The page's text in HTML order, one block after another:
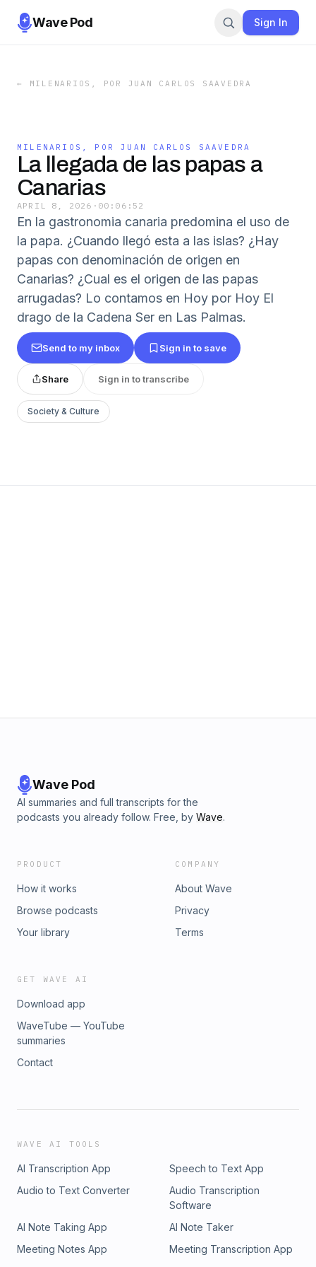
Wave Pod Sign In
← MILENARIOS, POR JUAN CARLOS SAAVEDRA
MILENARIOS, POR JUAN CARLOS SAAVEDRA
La llegada de las papas a
Canarias
APRIL 8, 2026 · 00:06:52
En la gastronomia canaria predomina el uso de
la papa. ¿Cuando llegó esta a las islas? ¿Hay
papas con denominación de origen en
Canarias? ¿Cual es el origen de las papas
arrugadas? Lo contamos en Hoy por Hoy El
drago de la Cadena Ser en Las Palmas.
Send to my inbox Sign in to save
Share Sign in to transcribe
Society & Culture
Wave Pod
AI summaries and full transcripts for the
podcasts you already follow. Free, by Wave.
PRODUCT
How it works
Browse podcasts
Your library
COMPANY
About Wave
Privacy
Terms
GET WAVE AI
Download app
WaveTube — YouTube
summaries
Contact
WAVE AI TOOLS
AI Transcription App
Speech to Text App
Audio to Text Converter
Audio Transcription
Software
AI Note Taking App
AI Note Taker
Meeting Notes App
Meeting Transcription App